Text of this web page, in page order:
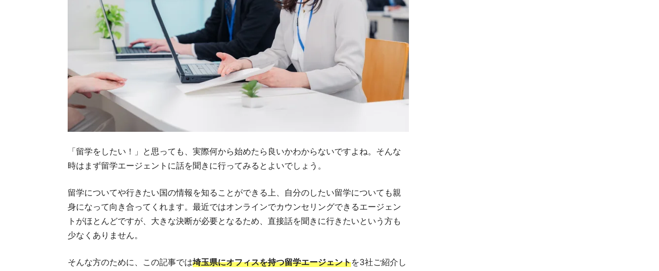
「留学をしたい！」と思っても、実際何から始めたら良いかわからないですよね。そんな
時はまず留学エージェントに話を聞きに行ってみるとよいでしょう。
留学についてや行きたい国の情報を知ることができる上、自分のしたい留学についても親
身になって向き合ってくれます。最近ではオンラインでカウンセリングできるエージェン
トがほとんどですが、大きな決断が必要となるため、直接話を聞きに行きたいという方も
少なくありません。
そんな方のために、この記事では埼玉県にオフィスを持つ留学エージェントを3社ご紹介し